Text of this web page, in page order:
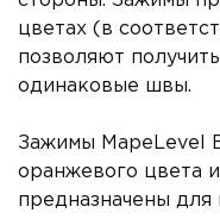
цветах (в
позволяют
одинаковые швы.
Зажимы MapeLevel
оранжевого цвета
предназначены